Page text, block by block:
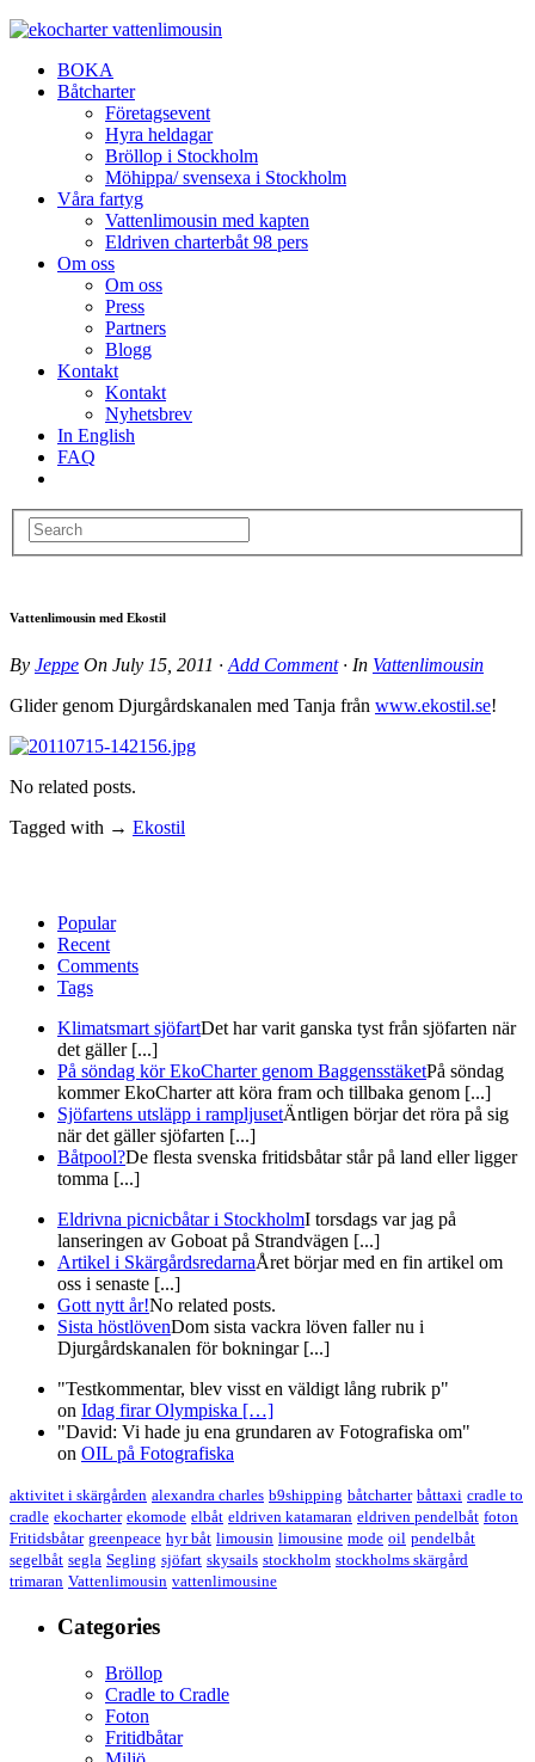
BOKA
Båtcharter
Företagsevent
Hyra heldagar
Bröllop i Stockholm
Möhippa/ svensexa i Stockholm
Våra fartyg
Vattenlimousin med kapten
Eldriven charterbåt 98 pers
Om oss
Om oss
Press
Partners
Blogg
Kontakt
Kontakt
Nyhetsbrev
In English
FAQ
Vattenlimousin med Ekostil
By Jeppe On July 15, 2011 · Add Comment· In Vattenlimousin
Glider genom Djurgårdskanalen med Tanja från www.ekostil.se!
No related posts.
Tagged with → Ekostil
Popular
Recent
Comments
Tags
Klimatsmart sjöfartDet har varit ganska tyst från sjöfarten när
det gäller [...]
På söndag kör EkoCharter genom BaggensstäketPå söndag
kommer EkoCharter att köra fram och tillbaka genom [...]
Sjöfartens utsläpp i rampljusetÄntligen börjar det röra på sig
när det gäller sjöfarten [...]
Båtpool?De flesta svenska fritidsbåtar står på land eller ligger
tomma [...]
Eldrivna picnicbåtar i StockholmI torsdags var jag på
lanseringen av Goboat på Strandvägen [...]
Artikel i SkärgårdsredarnaÅret börjar med en fin artikel om
oss i senaste [...]
Gott nytt år!No related posts.
Sista höstlövenDom sista vackra löven faller nu i
Djurgårdskanalen för bokningar [...]
"Testkommentar, blev visst en väldigt lång rubrik p"
on Idag firar Olympiska […]
"David: Vi hade ju ena grundaren av Fotografiska om"
on OIL på Fotografiska
aktivitet i skärgården alexandra charles b9shipping båtcharter båttaxi cradle to
cradle ekocharter ekomode elbåt eldriven katamaran eldriven pendelbåt foton
Fritidsbåtar greenpeace hyr båt limousin limousine mode oil pendelbåt
segelbåt segla Segling sjöfart skysails stockholm stockholms skärgård
trimaran Vattenlimousin vattenlimousine
Categories
Bröllop
Cradle to Cradle
Foton
Fritidbåtar